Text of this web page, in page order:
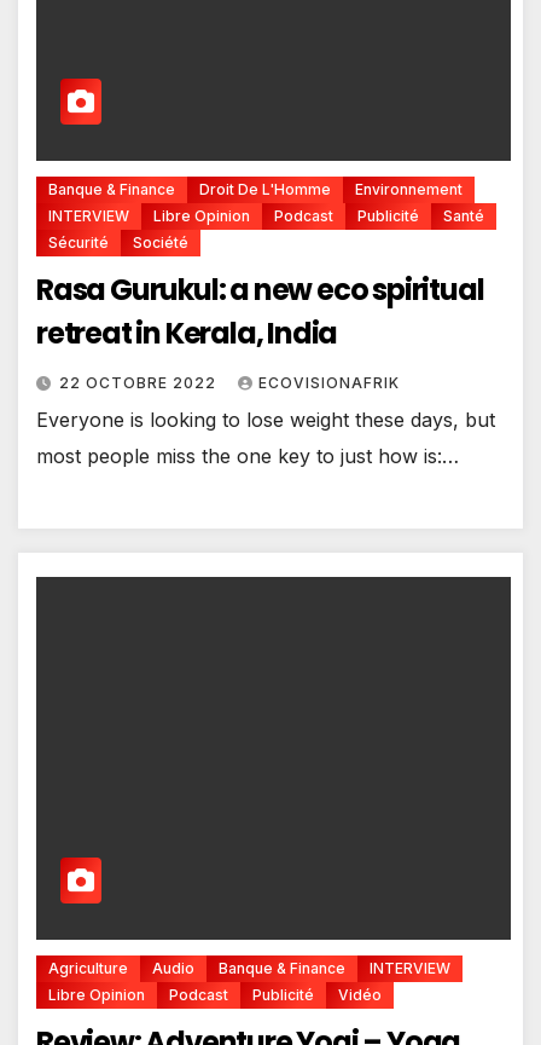
Banque & Finance Droit De L'Homme
Environnement
INTERVIEW
Libre Opinion Podcast Publicité
Santé
Sécurité
Société
Rasa Gurukul: a new eco spiritual
retreat in Kerala, India
22 OCTOBRE 2022 ECOVISIONAFRIK
Everyone is looking to lose weight these days, but
most people miss the one key to just how is:…
Agriculture Audio Banque & Finance
INTERVIEW
Libre Opinion
Podcast Publicité Vidéo